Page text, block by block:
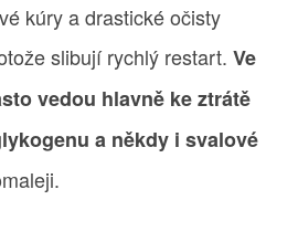
kúry a drastické očisty
slibují rychlý restart. Ve
vedou hlavně ke ztrátě
a někdy i svalové